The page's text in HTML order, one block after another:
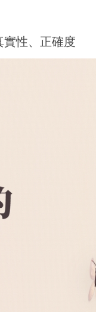
性、正確度